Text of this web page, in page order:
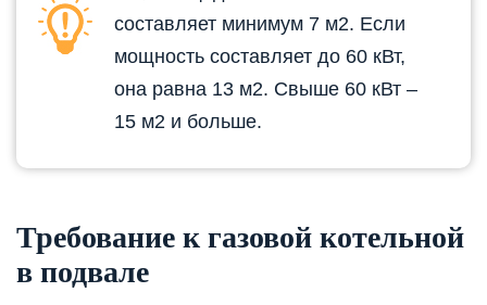
составляет минимум 7 м2. Если
мощность составляет до 60 кВт,
она равна 13 м2. Свыше 60 кВт –
15 м2 и больше.
Требование к газовой котельной
в подвале